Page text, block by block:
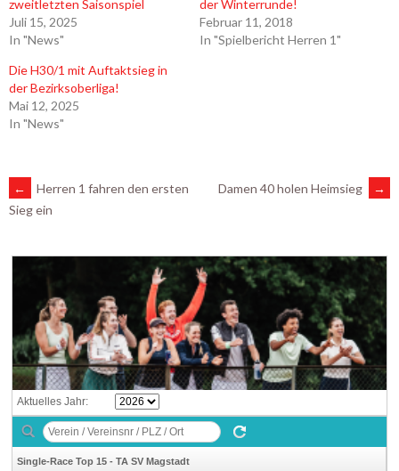
zweitletzten Saisonspiel
Juli 15, 2025
In "News"
der Winterrunde!
Februar 11, 2018
In "Spielbericht Herren 1"
Die H30/1 mit Auftaktsieg in
der Bezirksoberliga!
Mai 12, 2025
In "News"
ARTIKEL-
NAVIGATION
←
Herren 1 fahren den ersten
Sieg ein
Damen 40 holen Heimsieg →